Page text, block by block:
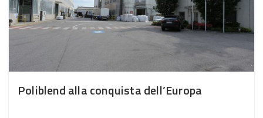
Poliblend alla conquista dell’Europa